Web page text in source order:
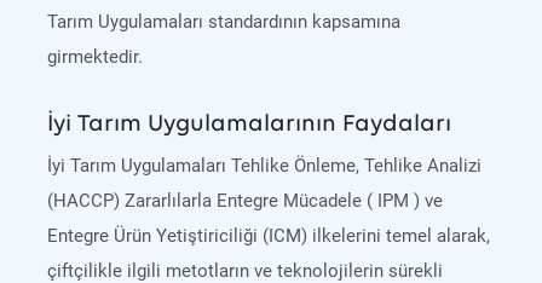
Tarım Uygulamaları standardının kapsamına
girmektedir.
İyi Tarım Uygulamalarının Faydaları
İyi Tarım Uygulamaları Tehlike Önleme, Tehlike Analizi
(HACCP) Zararlılarla Entegre Mücadele ( IPM ) ve
Entegre Ürün Yetiştiriciliği (ICM) ilkelerini temel alarak,
çiftçilikle ilgili metotların ve teknolojilerin sürekli